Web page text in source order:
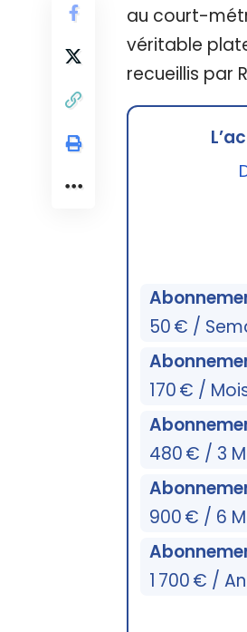
au court-
véritable
recueillis par
50 € /
170 € /
480 € / 3
900 € / 6
1 700 € / An